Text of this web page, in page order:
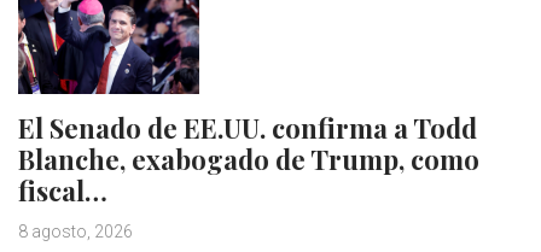
El Senado de EE.UU. confirma a Todd
Blanche, exabogado de Trump, como
fiscal…
8 agosto, 2026